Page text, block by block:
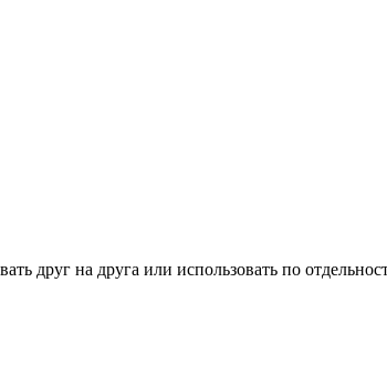
друг на друга или использовать по